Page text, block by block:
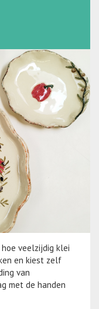
veelzijdig klei
en kiest zelf
van
met de handen